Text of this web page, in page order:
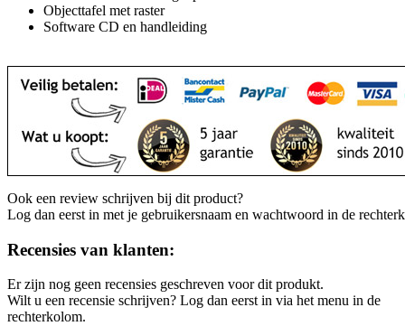
Objecttafel met raster
Software CD en handleiding
Ook een review schrijven bij dit product?
Log dan eerst in met je gebruikersnaam en wachtwoord in de
Recensies van klanten:
Er zijn nog geen recensies geschreven voor dit produkt.
Wilt u een recensie schrijven? Log dan eerst in via het menu in de
rechterkolom.